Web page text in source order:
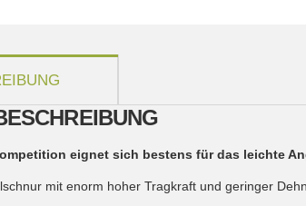
eignet sich bestens für das leichte
mit enorm hoher Tragkraft und geringer